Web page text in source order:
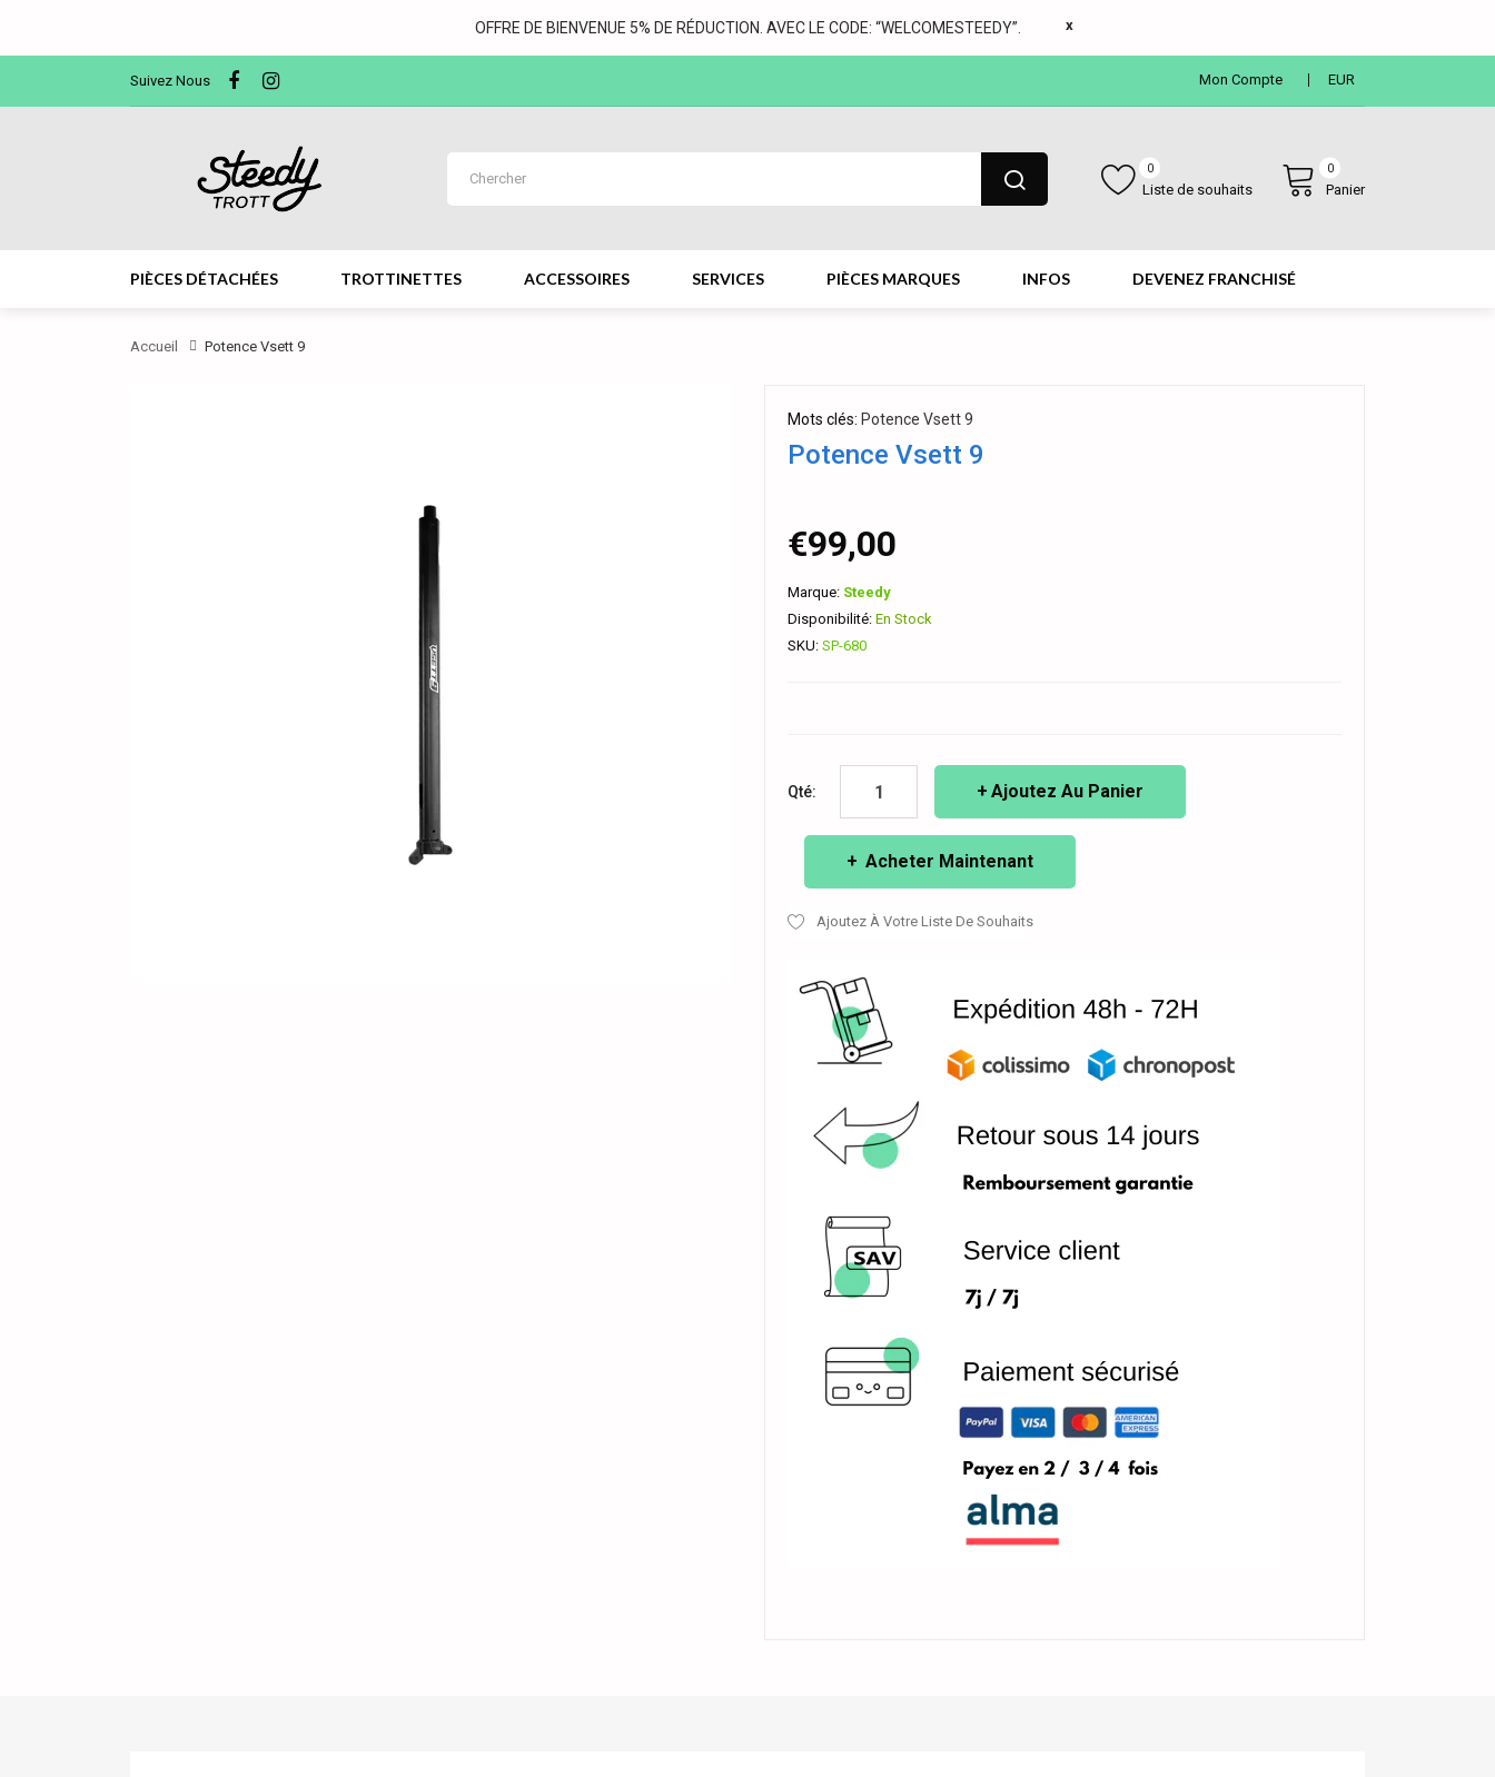
OFFRE DE BIENVENUE 5% DE RÉDUCTION. AVEC LE CODE: “WELCOMESTEEDY”. x
Suivez Nous Mon Compte EUR
Liste de souhaits
0 0
Panier
PIÈCES DÉTACHÉES TROTTINETTES ACCESSOIRES SERVICES PIÈCES MARQUES INFOS DEVENEZ FRANCHISÉ
Accueil Potence Vsett 9
Mots clés: Potence Vsett 9
Potence Vsett 9
€99,00
Marque: Steedy
Disponibilité: En Stock
SKU: SP-680
Qté: Ajoutez Au Panier
Acheter Maintenant
Ajoutez À Votre Liste De Souhaits